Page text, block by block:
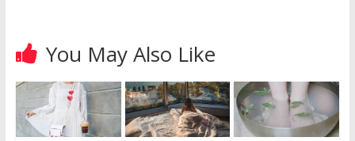
You May Also Like